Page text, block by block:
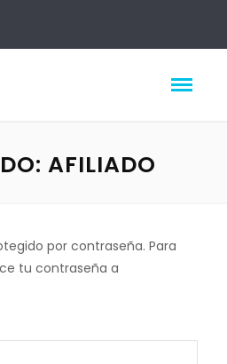
AFILIADO
por contraseña. Para
tu contraseña a